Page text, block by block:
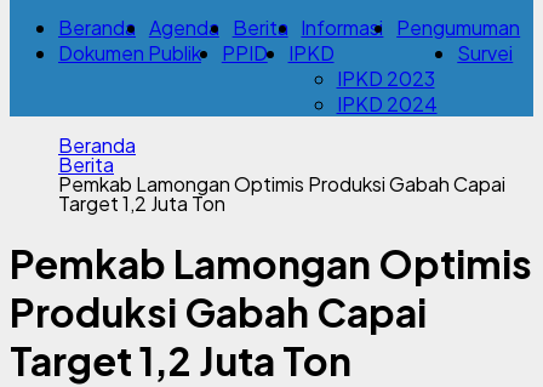
Beranda Agenda Berita Informasi
Pengumuman
Dokumen Publik
PPID
IPKD
IPKD 2023
IPKD 2024
Survei
Beranda
Berita
Pemkab Lamongan Optimis Produksi Gabah Capai
Target 1,2 Juta Ton
Pemkab Lamongan Optimis
Produksi Gabah Capai
Target 1,2 Juta Ton